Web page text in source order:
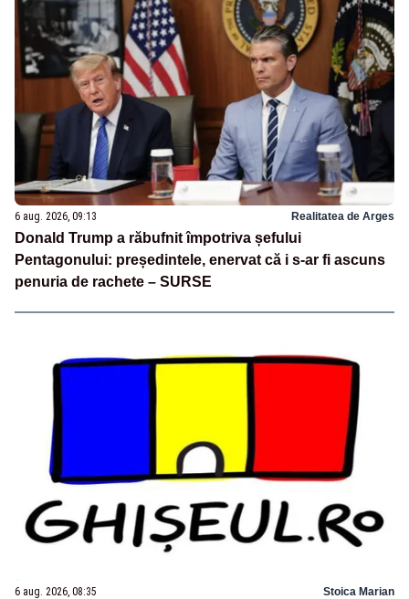
6 aug. 2026, 09:13 Realitatea de Arges
Donald Trump a răbufnit împotriva șefului
Pentagonului: președintele, enervat că i s-ar fi ascuns
penuria de rachete – SURSE
6 aug. 2026, 08:35 Stoica Marian